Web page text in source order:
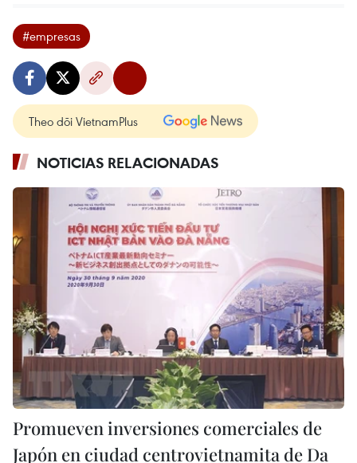
#empresas
Theo dõi VietnamPlus
NOTICIAS RELACIONADAS
Promueven inversiones comerciales de
Japón en ciudad centrovietnamita de Da